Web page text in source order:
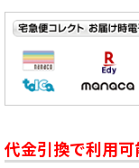
代金引換で利用